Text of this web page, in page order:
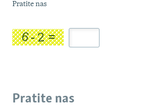
Pratite nas
Pratite nas